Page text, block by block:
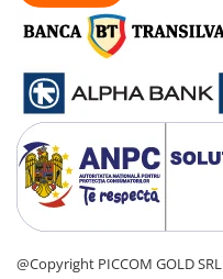
@Copyright PICCOM GOLD SRL